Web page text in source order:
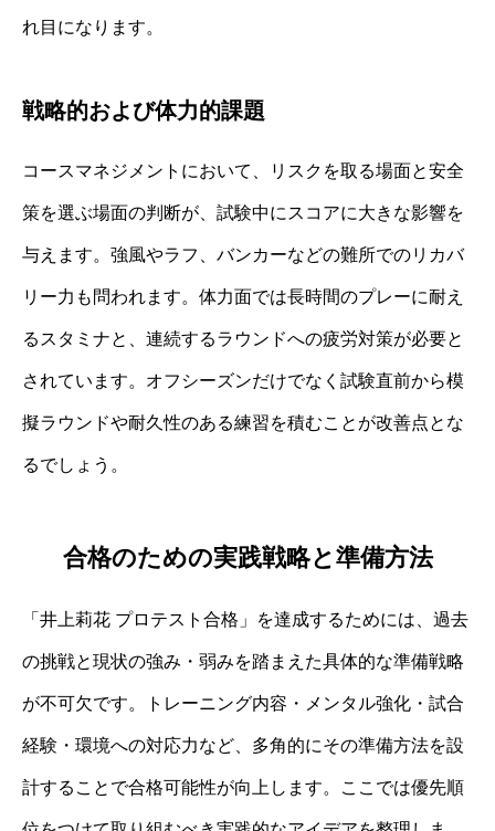
れ目になります。
戦略的および体力的課題
コースマネジメントにおいて、リスクを取る場面と安全
策を選ぶ場面の判断が、試験中にスコアに大きな影響を
与えます。強風やラフ、バンカーなどの難所でのリカバ
リー力も問われます。体力面では長時間のプレーに耐え
るスタミナと、連続するラウンドへの疲労対策が必要と
されています。オフシーズンだけでなく試験直前から模
擬ラウンドや耐久性のある練習を積むことが改善点とな
るでしょう。
合格のための実践戦略と準備方法
「井上莉花 プロテスト合格」を達成するためには、過去
の挑戦と現状の強み・弱みを踏まえた具体的な準備戦略
が不可欠です。トレーニング内容・メンタル強化・試合
経験・環境への対応力など、多角的にその準備方法を設
計することで合格可能性が向上します。ここでは優先順